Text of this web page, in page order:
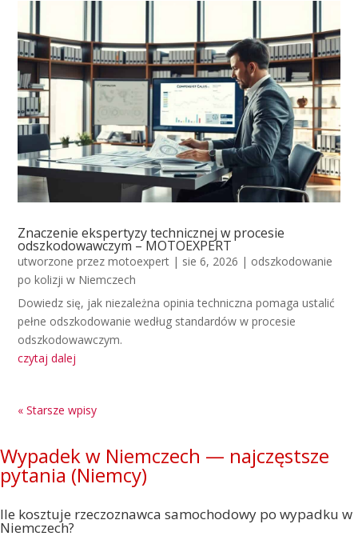
Znaczenie ekspertyzy technicznej w procesie
odszkodowawczym – MOTOEXPERT
utworzone przezmotoexpert | sie 6, 2026 | odszkodowanie
po kolizji w Niemczech
Dowiedz się, jak niezależna opinia techniczna pomaga ustalić
pełne odszkodowanie według standardów w procesie
odszkodowawczym.
czytaj dalej
« Starsze wpisy
Wypadek w Niemczech — najczęstsze
pytania (Niemcy)
Ile kosztuje rzeczoznawca samochodowy po wypadku w
Niemczech?